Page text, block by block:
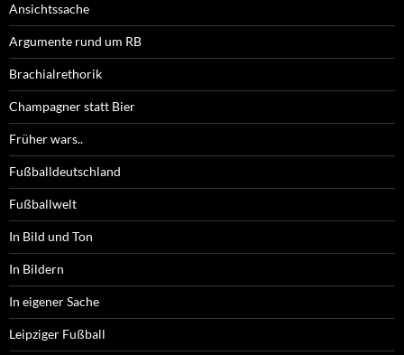
Ansichtssache
Argumente rund um RB
Brachialrethorik
Champagner statt Bier
Früher wars..
Fußballdeutschland
Fußballwelt
In Bild und Ton
In Bildern
In eigener Sache
Leipziger Fußball